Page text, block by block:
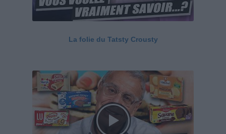
La folie du Tatsty Crousty